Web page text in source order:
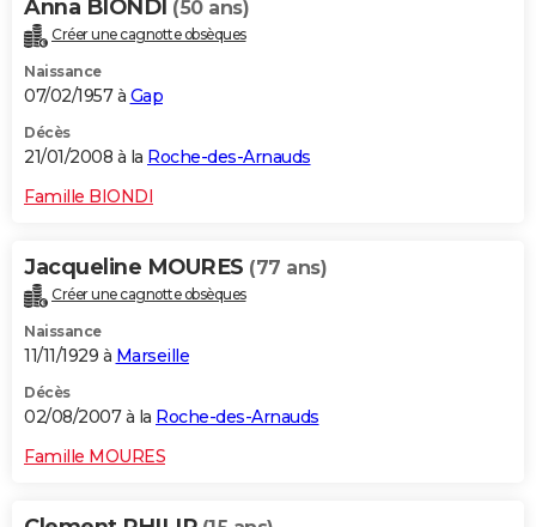
Anna BIONDI (50 ans)
Créer une cagnotte obsèques
Naissance
07/02/1957 à Gap
Décès
21/01/2008 à la Roche-des-Arnauds
Famille BIONDI
Jacqueline MOURES (77 ans)
Créer une cagnotte obsèques
Naissance
11/11/1929 à Marseille
Décès
02/08/2007 à la Roche-des-Arnauds
Famille MOURES